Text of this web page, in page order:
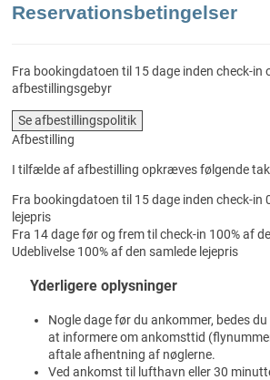
Reservationsbetingelser
Fra bookingdatoen til 15 dage inden check-in
afbestillingsgebyr
Se afbestillingspolitik
Afbestilling
I tilfælde af afbestilling opkræves følgende
Fra bookingdatoen til 15 dage inden check-in
lejepris
Fra 14 dage før og frem til check-in 100% af
Udeblivelse 100% af den samlede lejepris
Yderligere oplysninger
Nogle dage før du ankommer, bedes
at informere om ankomsttid
aftale afhentning af nøglerne.
Ved ankomst til lufthavn eller 30